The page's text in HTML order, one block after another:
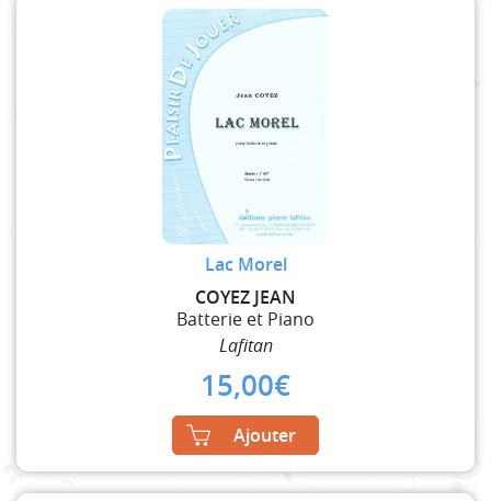
Lac Morel
COYEZ JEAN
Batterie et Piano
Lafitan
15,00€
Ajouter